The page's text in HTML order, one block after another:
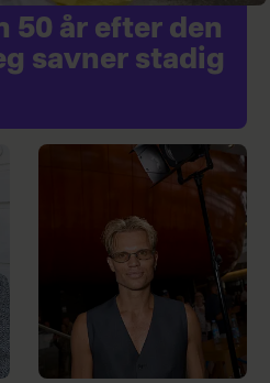
50 år efter den
savner stadig